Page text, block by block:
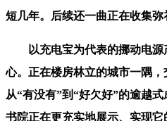
短几年。后续还一曲正在收集弥
以充电宝为代表的挪动电源
心。正在楼房林立的城市一隅
从“有没有”到“好欠好”的逾越
书院正在更充实地展示、实现